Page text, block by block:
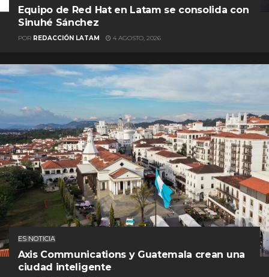
Equipo de Red Hat en Latam se consolida con
Sinuhé Sánchez
POR REDACCIÓN LATAM 4 AGOSTO, 2026
ES NOTICIA
Axis Communications y Guatemala crean una
ciudad inteligente